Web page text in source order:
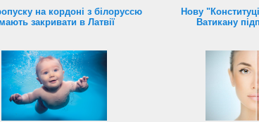
на кордоні з білоруссю
закривати в Латвії
Нову
Ватикану